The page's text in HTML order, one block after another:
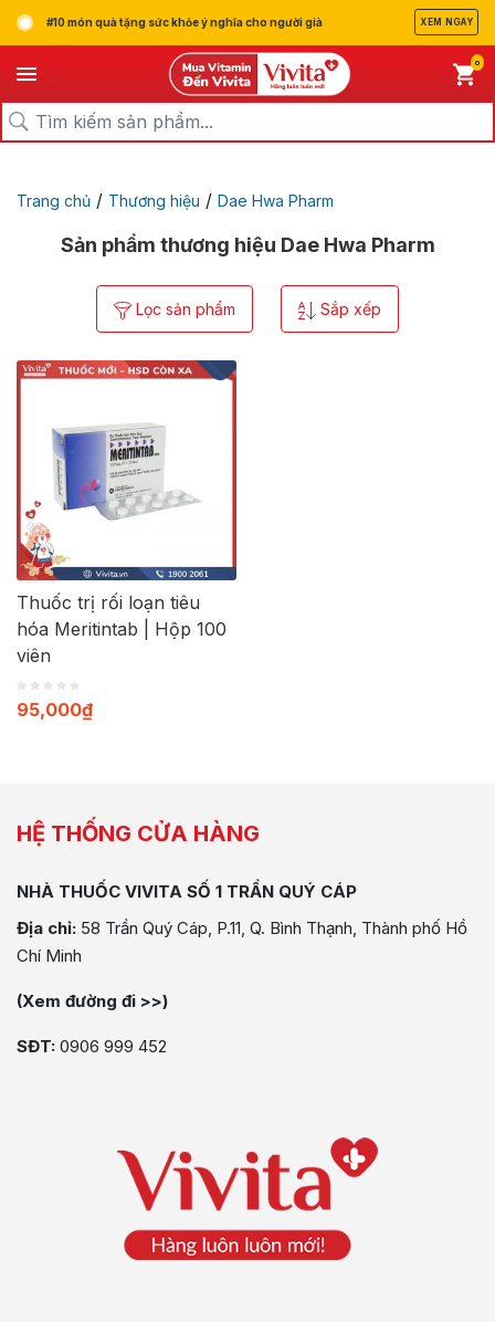
#10 món quà tặng sức khỏe ý nghĩa cho người già XEM NGAY
0
Trang chủ / Thương hiệu / Dae Hwa Pharm
Sản phẩm thương hiệu Dae Hwa Pharm
Lọc sản phẩm Sắp xếp
Thuốc trị rối loạn tiêu
hóa Meritintab | Hộp 100
viên
95,000₫
HỆ THỐNG CỬA HÀNG
NHÀ THUỐC VIVITA SỐ 1 TRẦN QUÝ CÁP
Địa chỉ: 58 Trần Quý Cáp, P.11, Q. Bình Thạnh, Thành phố Hồ
Chí Minh
(Xem đường đi >>)
SĐT: 0906 999 452